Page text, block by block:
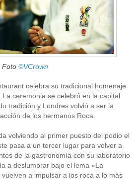
Foto ©VCrown
celebra su tradicional homenaje
ceremonia se celebró en la capital
tradición y Londres volvió a ser la
de los hermanos Roca.
volviendo al primer puesto del podio el
pasa a un tercer lugar para volver a
de la gastronomía con su laboratorio
a deslumbrar bajo el lema «La
a impulsar a los roca a lo más